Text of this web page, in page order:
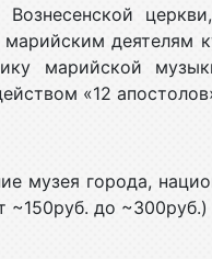
марийской
«12
музея города,
~150руб. до ~300руб.)